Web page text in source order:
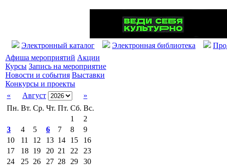
Электронный каталог Электронная библиотека
Афиша мероприятий Акции
Курсы Запись на мероприятие
Новости и события Выставки
Конкурсы и проекты
«
Август
»
Пн. Вт. Ср. Чт. Пт. Сб. Вс.
1
2
3
4 5 6 7 8
9
10
11 12 13 14 15
16
17
18 19 20 21 22
23
24
25 26 27 28 29
30